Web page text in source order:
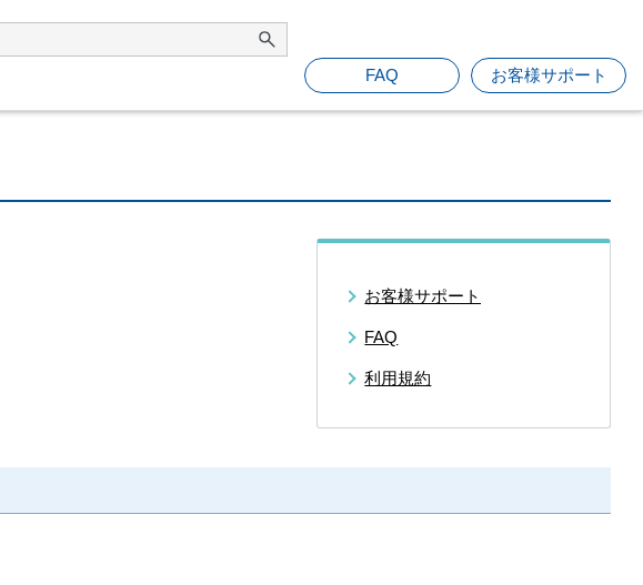
お客様サポート
FAQ
お客様サポート
FAQ
利用規約